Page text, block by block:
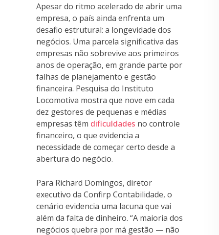
Apesar do ritmo acelerado de abrir uma
empresa, o país ainda enfrenta um
desafio estrutural: a longevidade dos
negócios. Uma parcela significativa das
empresas não sobrevive aos primeiros
anos de operação, em grande parte por
falhas de planejamento e gestão
financeira. Pesquisa do Instituto
Locomotiva mostra que nove em cada
dez gestores de pequenas e médias
empresas têm dificuldades no controle
financeiro, o que evidencia a
necessidade de começar certo desde a
abertura do negócio.
Para Richard Domingos, diretor
executivo da Confirp Contabilidade, o
cenário evidencia uma lacuna que vai
além da falta de dinheiro. “A maioria dos
negócios quebra por má gestão — não